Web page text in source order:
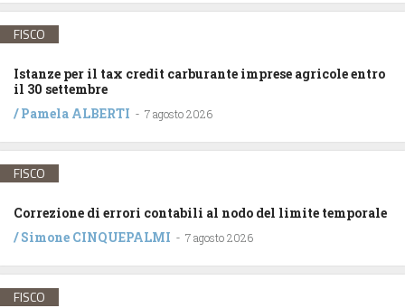
FISCO
Istanze per il tax credit carburante imprese agricole entro
il 30 settembre
/Pamela ALBERTI - 7 agosto 2026
FISCO
Correzione di errori contabili al nodo del limite temporale
/Simone CINQUEPALMI - 7 agosto 2026
FISCO